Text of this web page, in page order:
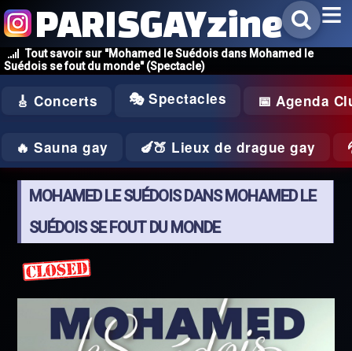
Tout savoir sur "Mohamed le Suédois dans Mohamed le
Suédois se fout du monde" (Spectacle)
PARISGAYzine
🎸 Concerts 🎭 Spectacles 📅 Agenda
🔥 Sauna gay 🍆🍑 Lieux de drague gay
MOHAMED LE SUÉDOIS DANS MOHAMED LE
SUÉDOIS SE FOUT DU MONDE